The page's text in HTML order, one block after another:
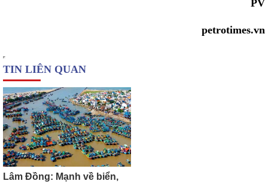
PV
petrotimes.vn
TIN LIÊN QUAN
Lâm Đồng: Mạnh về biển,